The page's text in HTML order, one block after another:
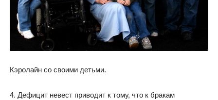
Кэролайн со своими детьми.
4. Дефицит невест приводит к тому, что к бракам